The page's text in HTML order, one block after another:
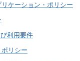
ケーション・ポリシー
利用要件
リシー